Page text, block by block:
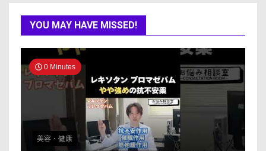
YOU MAY HAVE MISSED!
0 Minutes
美容・健康